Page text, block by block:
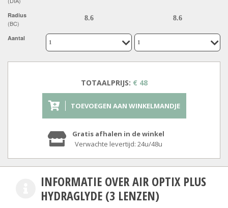
Radius
(BC)
Aantal
TOTAALPRIJS: € 48
TOEVOEGEN AAN WINKELMANDJE
Gratis afhalen in de winkel
Verwachte levertijd: 24u/48u
INFORMATIE OVER AIR OPTIX PLUS
HYDRAGLYDE (3 LENZEN)